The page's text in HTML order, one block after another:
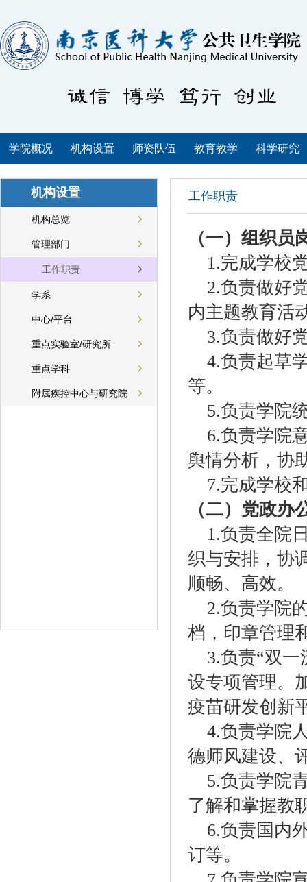
学院概况 机构设置 师资队伍 教育教学 科学研究
机构设置
机构总览
管理部门
工作职责
学系
中心/平台
重点实验室/研究所
重点学科
附属疾控中心与研究院
工作职责
（一）组织员
1.完成学校
2.负责做好
内主题教育活
3.负责做好
4.负责起草
等。
5.负责学院
6.负责学院
舆情分析，协
7.完成学校
（二）党政办
1.负责全院
织与安排，协
顺畅、高效。
2.负责学院
档，印章管理
3.负责“双一
设专项管理。
疫苗研发创新
4.负责学院
德师风建设、
5.负责学院
了解和掌握教
6.负责国内
订等。